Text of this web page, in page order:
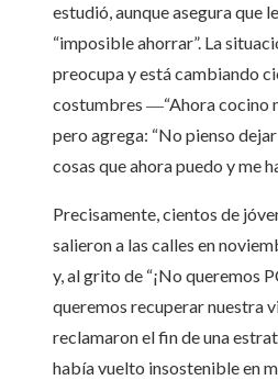
estudió, aunque asegura que
“imposible ahorrar”. La
preocupa y está cambiando
costumbres ―“Ahora cocino
pero agrega: “No pienso
cosas que ahora puedo y me
Precisamente, cientos de
salieron a las calles en
y, al grito de “¡No queremos
queremos recuperar nuestra
reclamaron el fin de una
había vuelto insostenible en